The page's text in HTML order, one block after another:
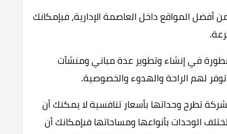
المواقع داخل العاصمة الإدارية، فبإمكانك
في إنشاء وتطوير عدة مباني ومنشآت
لهم الراحة والهدوء والخصوصية.
تطرح وحداتها بأسعار تنافسية لا يمكنك أن
الوحدات بأنواعها ومساحاتها فبإمكانك أن